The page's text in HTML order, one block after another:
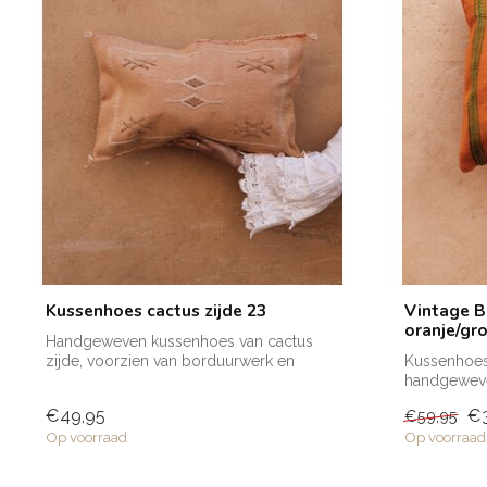
Kussenhoes cactus zijde 23
Handgeweven kussenhoes van cactus
zijde, voorzien van borduurwerk en
€49,95
Op voorraad
Vintage
oranje/
€59,95
Op voorraad